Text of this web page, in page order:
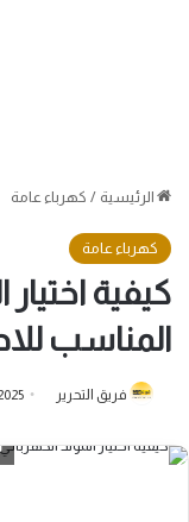
الرئيسية / كهرباء عامة
كهرباء عامة
كيفية اختيار
المناسب
فريق التحرير